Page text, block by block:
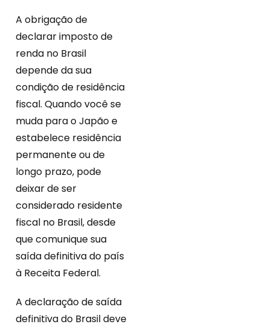
A obrigação de
declarar imposto de
renda no Brasil
depende da sua
condição de residência
fiscal. Quando você se
muda para o Japão e
estabelece residência
permanente ou de
longo prazo, pode
deixar de ser
considerado residente
fiscal no Brasil, desde
que comunique sua
saída definitiva do país
à Receita Federal.
A declaração de saída
definitiva do Brasil deve